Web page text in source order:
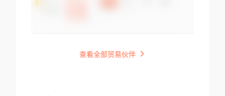
查看全部贸易伙伴